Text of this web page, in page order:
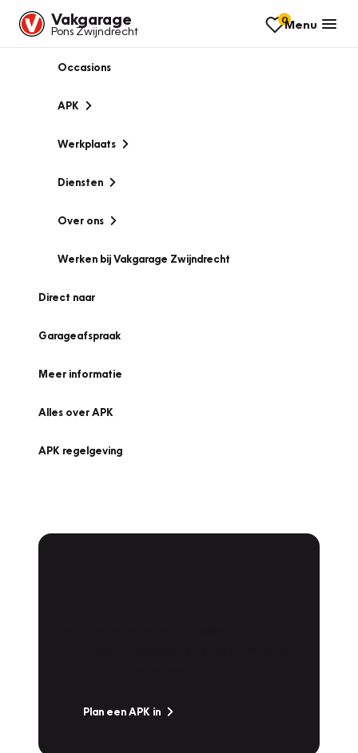
Vakgarage
Pons Zwijndrecht
0Menu
Occasions
APK
Werkplaats
Diensten
Over ons
Werken bij Vakgarage Zwijndrecht
Direct naar
Garageafspraak
Meer informatie
Alles over APK
APK regelgeving
Plan een APK in